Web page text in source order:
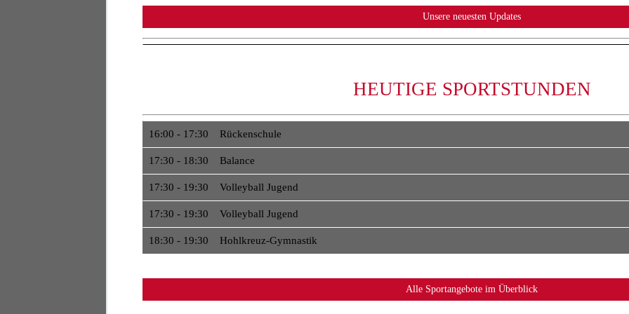
HEUTIGE SPORTSTUNDEN
16:00 - 17:30 Rückenschule
17:30 - 18:30 Balance
17:30 - 19:30 Volleyball Jugend
17:30 - 19:30 Volleyball Jugend
18:30 - 19:30 Hohlkreuz-Gymnastik